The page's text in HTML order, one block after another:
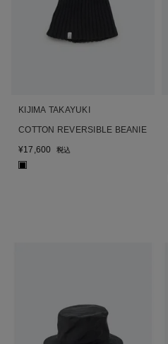
KIJIMA TAKAYUKI
COTTON REVERSIBLE BEANIE
¥17,600 税込
■